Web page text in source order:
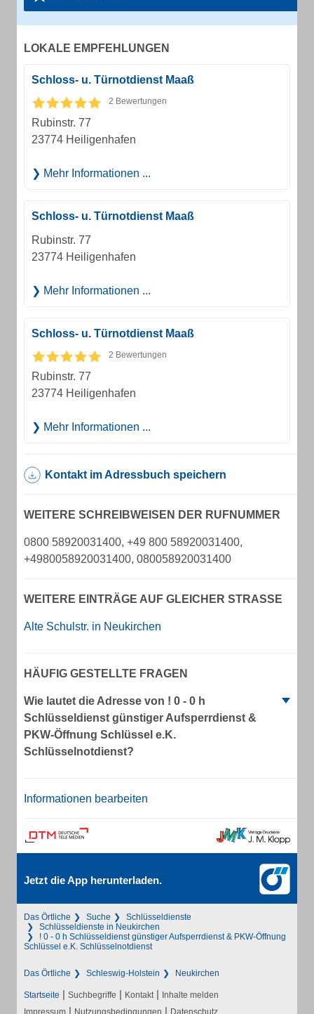
LOKALE EMPFEHLUNGEN
Schloss- u. Türnotdienst Maaß
2 Bewertungen
Rubinstr. 77
23774 Heiligenhafen
Mehr Informationen ...
Schloss- u. Türnotdienst Maaß
Rubinstr. 77
23774 Heiligenhafen
Mehr Informationen ...
Schloss- u. Türnotdienst Maaß
2 Bewertungen
Rubinstr. 77
23774 Heiligenhafen
Mehr Informationen ...
Kontakt im Adressbuch speichern
WEITERE SCHREIBWEISEN DER RUFNUMMER
0800 58920031400, +49 800 58920031400,
+4980058920031400, 080058920031400
WEITERE EINTRÄGE AUF GLEICHER STRASSE
Alte Schulstr. in Neukirchen
HÄUFIG GESTELLTE FRAGEN
Wie lautet die Adresse von ! 0 - 0 h
Schlüsseldienst günstiger Aufsperrdienst &
PKW-Öffnung Schlüssel e.K.
Schlüsselnotdienst?
Informationen bearbeiten
Jetzt die App herunterladen.
Das Örtliche Suche
Schlüsseldienste
Schlüsseldienste in Neukirchen
! 0 - 0 h Schlüsseldienst günstiger Aufsperrdienst & PKW-Öffnung
Schlüssel e.K. Schlüsselnotdienst
Das Örtliche Schleswig-Holstein Neukirchen
Startseite | Suchbegriffe | Kontakt | Inhalte melden
Impressum | Nutzungsbedingungen | Datenschutz